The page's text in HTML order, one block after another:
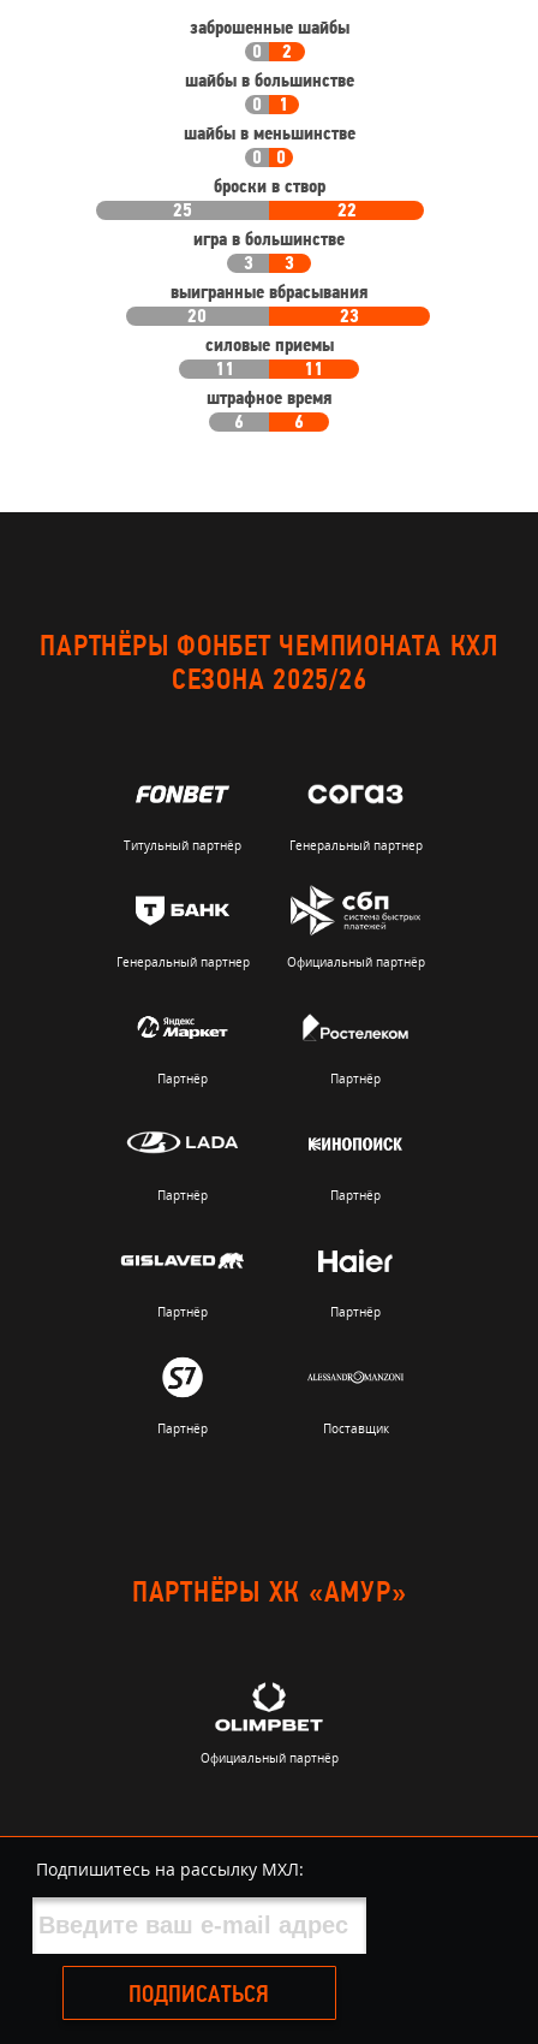
заброшенные шайбы
0
2
шайбы в большинстве
0
1
шайбы в меньшинстве
0
0
броски в створ
25
22
игра в большинстве
3
3
выигранные вбрасывания
20
23
силовые приемы
11
11
штрафное время
6
6
ПАРТНЁРЫ ФОНБЕТ ЧЕМПИОНАТА КХЛ
СЕЗОНА 2025/26
Титульный партнёр Генеральный партнер
Генеральный партнер Официальный партнёр
Партнёр Партнёр
Партнёр Партнёр
Партнёр Партнёр
Партнёр Поставщик
ПАРТНЁРЫ ХК «АМУР»
Официальный партнёр
Подпишитесь на рассылку МХЛ:
ПОДПИСАТЬСЯ